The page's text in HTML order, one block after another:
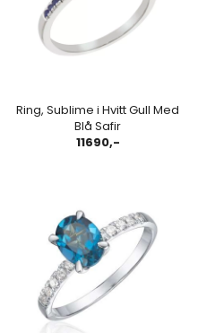
Ring, Sublime i Hvitt Gull Med
Blå Safir
11690,-